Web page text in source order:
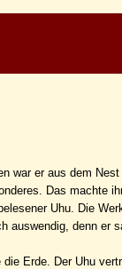
war er aus dem
Das machte
Uhu. Die
auswendig, denn
Erde. Der Uhu